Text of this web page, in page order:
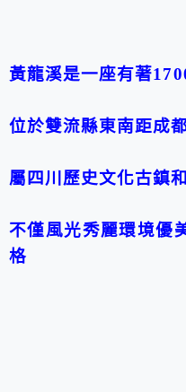
黃龍溪是一座有著
位於雙流縣東南距成
屬四川歷史文化古鎮
不僅風光秀麗環境優
格